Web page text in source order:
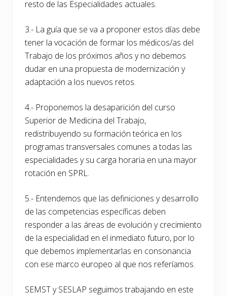
resto de las Especialidades actuales.
3.- La guía que se va a proponer estos días debe
tener la vocación de formar los médicos/as del
Trabajo de los próximos años y no debemos
dudar en una propuesta de modernización y
adaptación a los nuevos retos.
4.- Proponemos la desaparición del curso
Superior de Medicina del Trabajo,
redistribuyendo su formación teórica en los
programas transversales comunes a todas las
especialidades y su carga horaria en una mayor
rotación en SPRL.
5.- Entendemos que las definiciones y desarrollo
de las competencias específicas deben
responder a las áreas de evolución y crecimiento
de la especialidad en el inmediato futuro, por lo
que debemos implementarlas en consonancia
con ese marco europeo al que nos referíamos.
SEMST y SESLAP seguimos trabajando en este